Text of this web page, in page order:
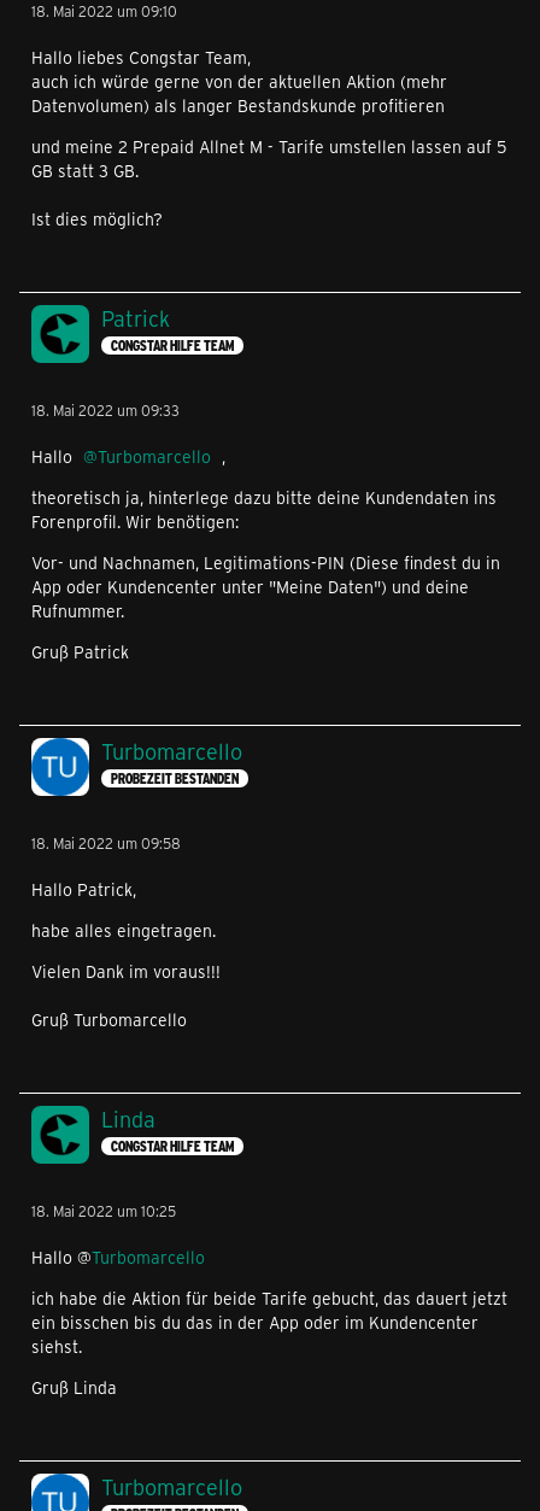
18. Mai 2022 um 09:10
Hallo liebes Congstar Team,
auch ich würde gerne von der aktuellen Aktion (mehr
Datenvolumen) als langer Bestandskunde profitieren
und meine 2 Prepaid Allnet M - Tarife umstellen lassen auf 5
GB statt 3 GB.
Ist dies möglich?
Patrick
CONGSTAR HILFE TEAM
18. Mai 2022 um 09:33
Hallo Turbomarcello ,
theoretisch ja, hinterlege dazu bitte deine Kundendaten ins
Forenprofil. Wir benötigen:
Vor- und Nachnamen, Legitimations-PIN (Diese findest du in
App oder Kundencenter unter "Meine Daten") und deine
Rufnummer.
Gruß Patrick
Turbomarcello
PROBEZEIT BESTANDEN
18. Mai 2022 um 09:58
Hallo Patrick,
habe alles eingetragen.
Vielen Dank im voraus!!!
Gruß Turbomarcello
Linda
CONGSTAR HILFE TEAM
18. Mai 2022 um 10:25
Hallo @Turbomarcello
ich habe die Aktion für beide Tarife gebucht, das dauert jetzt
ein bisschen bis du das in der App oder im Kundencenter
siehst.
Gruß Linda
Turbomarcello